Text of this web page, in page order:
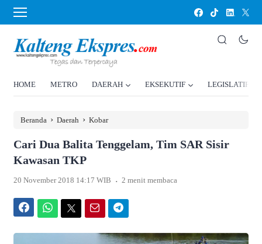
HOME METRO DAERAH EKSEKUTIF LEGISLATIF
Beranda › Daerah › Kobar
Cari Dua Balita Tenggelam, Tim SAR Sisir
Kawasan TKP
20 November 2018 14:17 WIB . 2 menit membaca